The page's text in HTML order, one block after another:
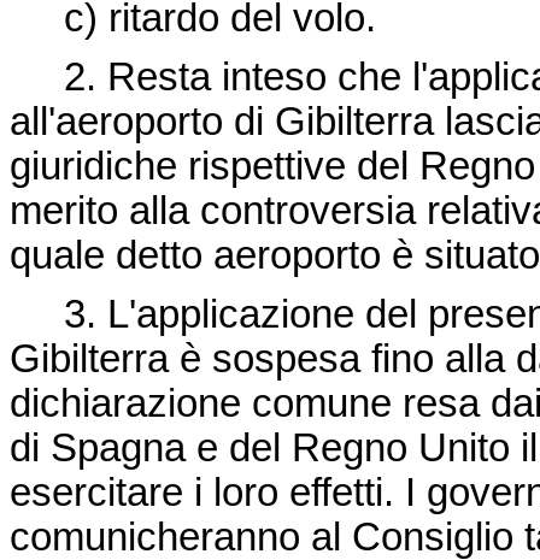
c) ritardo del volo.
2. Resta inteso che
all'aeroporto di Gibilterra
giuridiche rispettive del
merito alla controversia
quale detto aeroporto è
3. L'applicazione del
Gibilterra è sospesa fino alla
dichiarazione comune resa
di Spagna e del Regno Unito
esercitare i loro effetti. I
comunicheranno al Consiglio